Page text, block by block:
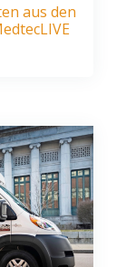
aus den